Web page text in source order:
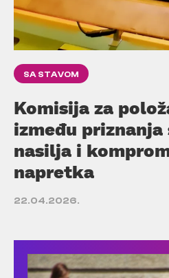
SA STAVOM
Komisija za
između
nasilja i
napretka
22.04.2026.